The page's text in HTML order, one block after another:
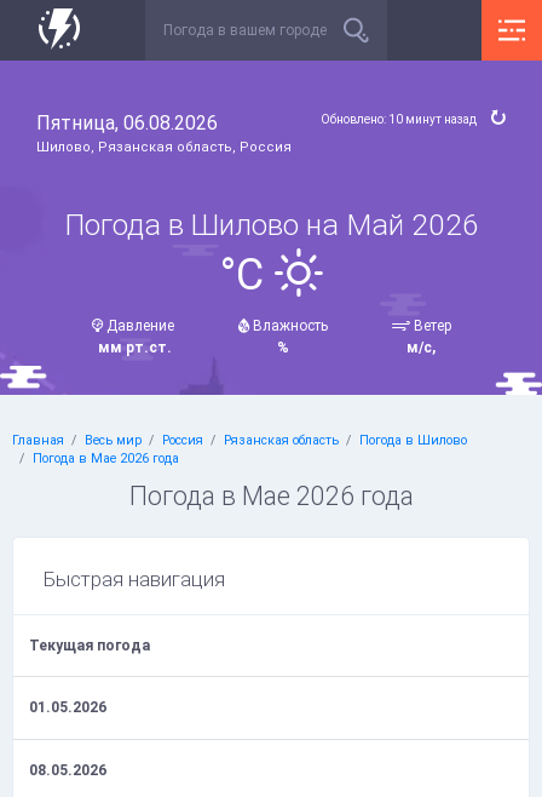
Пятница, 06.08.2026
Шилово, Рязанская область, Россия
Обновлено: 10 минут назад
Погода в Шилово на Май 2026
°C
Давление
мм рт.ст.
Влажность
%
Ветер
м/с,
Главная Весь мир Россия Рязанская область
Погода в Шилово
Погода в Мае 2026 года
Погода в Мае 2026 года
Быстрая навигация
Текущая погода
01.05.2026
08.05.2026